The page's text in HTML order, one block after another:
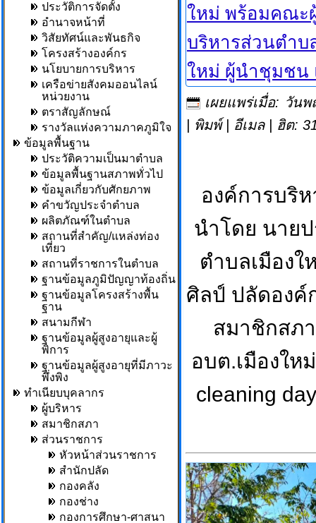
ประวัติการจัดตั้ง
อำนาจหน้าที่
วิสัยทัศน์และพันธกิจ
โครงสร้างองค์กร
นโยบายการบริหาร
เครือข่ายสังคมออนไลน์
หน่วยงาน
ตราสัญลักษณ์
รางวัลแห่งความภาคภูมิใจ
ข้อมูลพื้นฐาน
ประวัติความเป็นมาตำบล
ข้อมูลพื้นฐานสภาพทั่วไป
ข้อมูลเกี่ยวกับศักยภาพ
คำขวัญประจำตำบล
ผลิตภัณฑ์ในตำบล
สถานที่สำคัญ/แหล่งท่อง
เที่ยว
สถานที่ราชการในตำบล
ฐานข้อมูลภูมิปัญญาท้องถิ่น
ฐานข้อมูลโครงสร้างพื้น
ฐาน
สนามกีฬา
ฐานข้อมูลผู้สูงอายุและผู้
พิการ
ฐานข้อมูลผู้สูงอายุที่มีภาวะ
พึ่งพิง
ทำเนียบบุคลากร
ผู้บริหาร
สมาชิกสภา
ส่วนราชการ
หัวหน้าส่วนราชการ
สำนักปลัด
กองคลัง
กองช่าง
กองการศึกษา-ศาสนา
ใหม่ พร้อมคณะ
บริหารส่วนตำบ
ใหม่ ผู้นำชุมชน
เผยแพร่เมื่อ: วัน
พิมพ์ อีเมล | ฮิต:
องค์การบริ
นำโดย นาย
ตำบลเมือง
ศิลป์ ปลัดองค์
สมาชิกสภ
อบต.เมืองให
cleaning